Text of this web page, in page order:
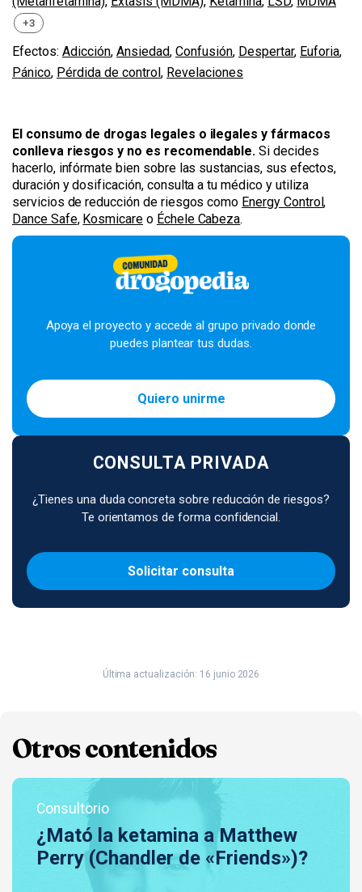
+3
Efectos: Adicción, Ansiedad, Confusión, Despertar, Euforia,
Pánico, Pérdida de control, Revelaciones
El consumo de drogas legales o ilegales y fármacos
conlleva riesgos y no es recomendable. Si decides
hacerlo, infórmate bien sobre las sustancias, sus efectos,
duración y dosificación, consulta a tu médico y utiliza
servicios de reducción de riesgos como Energy Control,
Dance Safe, Kosmicare o Échele Cabeza.
Apoya el proyecto y accede al grupo privado donde
puedes plantear tus dudas.
Quiero unirme
CONSULTA PRIVADA
¿Tienes una duda concreta sobre reducción de riesgos?
Te orientamos de forma confidencial.
Solicitar consulta
Última actualización: 16 junio 2026
Otros contenidos
Consultorio
¿Mató la ketamina a Matthew
Perry (Chandler de «Friends»)?